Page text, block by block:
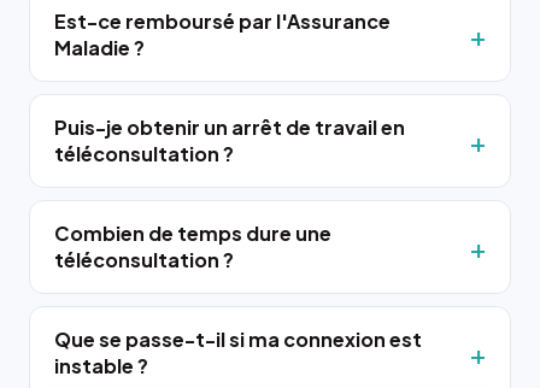
Est-ce remboursé par l'Assurance
Maladie ?
Puis-je obtenir un arrêt de travail en
téléconsultation ?
Combien de temps dure une
téléconsultation ?
Que se passe-t-il si ma connexion est
instable ?